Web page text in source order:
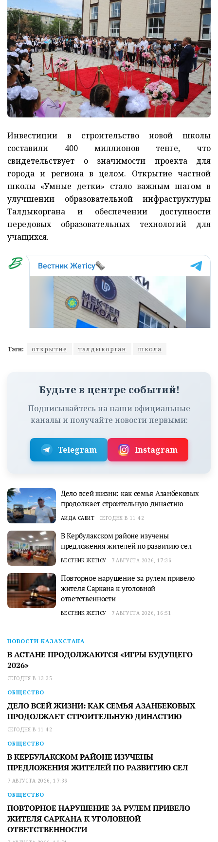
Инвестиции в строительство новой школы
составили 400 миллионов тенге, что
свидетельствует о значимости проекта для
города и региона в целом. Открытие частной
школы «Умные детки» стало важным шагом в
улучшении образовательной инфраструктуры
Талдыкоргана и обеспечении доступности
передовых образовательных технологий для
учащихся.
Тэги: открытие талдыкорган школа
Будьте в центре событий!
Подписывайтесь на наши официальные
каналы и получайте новости первыми:
Telegram Instagram
Дело всей жизни: как семья Азанбековых
продолжает строительную династию
АИДА САБИТ СЕГОДНЯ В 11:42
В Кербулакском районе изучены
предложения жителей по развитию сел
ВЕСТНИК ЖЕТІСУ 7 АВГУСТА 2026, 17:36
Повторное нарушение за рулем привело
жителя Саркана к уголовной
ответственности
ВЕСТНИК ЖЕТІСУ 7 АВГУСТА 2026, 16:51
НОВОСТИ КАЗАХСТАНА
В АСТАНЕ ПРОДОЛЖАЮТСЯ «ИГРЫ БУДУЩЕГО
2026»
СЕГОДНЯ В 13:35
ОБЩЕСТВО
ДЕЛО ВСЕЙ ЖИЗНИ: КАК СЕМЬЯ АЗАНБЕКОВЫХ
ПРОДОЛЖАЕТ СТРОИТЕЛЬНУЮ ДИНАСТИЮ
СЕГОДНЯ В 11:42
ОБЩЕСТВО
В КЕРБУЛАКСКОМ РАЙОНЕ ИЗУЧЕНЫ
ПРЕДЛОЖЕНИЯ ЖИТЕЛЕЙ ПО РАЗВИТИЮ СЕЛ
7 АВГУСТА 2026, 17:36
ОБЩЕСТВО
ПОВТОРНОЕ НАРУШЕНИЕ ЗА РУЛЕМ ПРИВЕЛО
ЖИТЕЛЯ САРКАНА К УГОЛОВНОЙ
ОТВЕТСТВЕННОСТИ